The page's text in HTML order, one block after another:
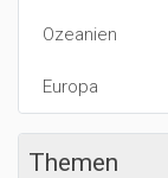
Ozeanien
Europa
Themen